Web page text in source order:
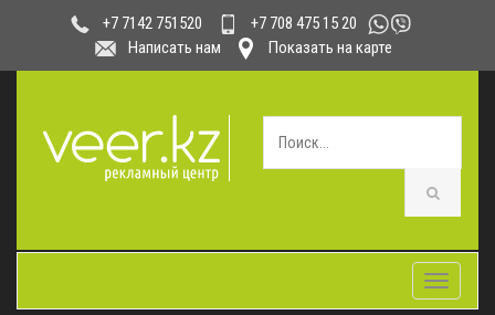
+7 7142 751520
+7 708 475 15 20
Написать нам
Показать на карте
Toggle